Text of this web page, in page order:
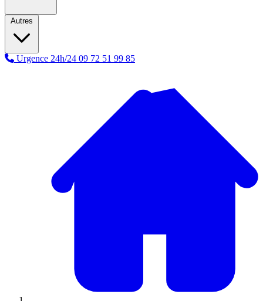
Autres
Urgence 24h/24 09 72 51 99 85